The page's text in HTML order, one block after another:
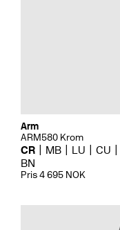
Arm
ARM580 Krom
CR MB LU CU
BN
Pris 4 695 NOK